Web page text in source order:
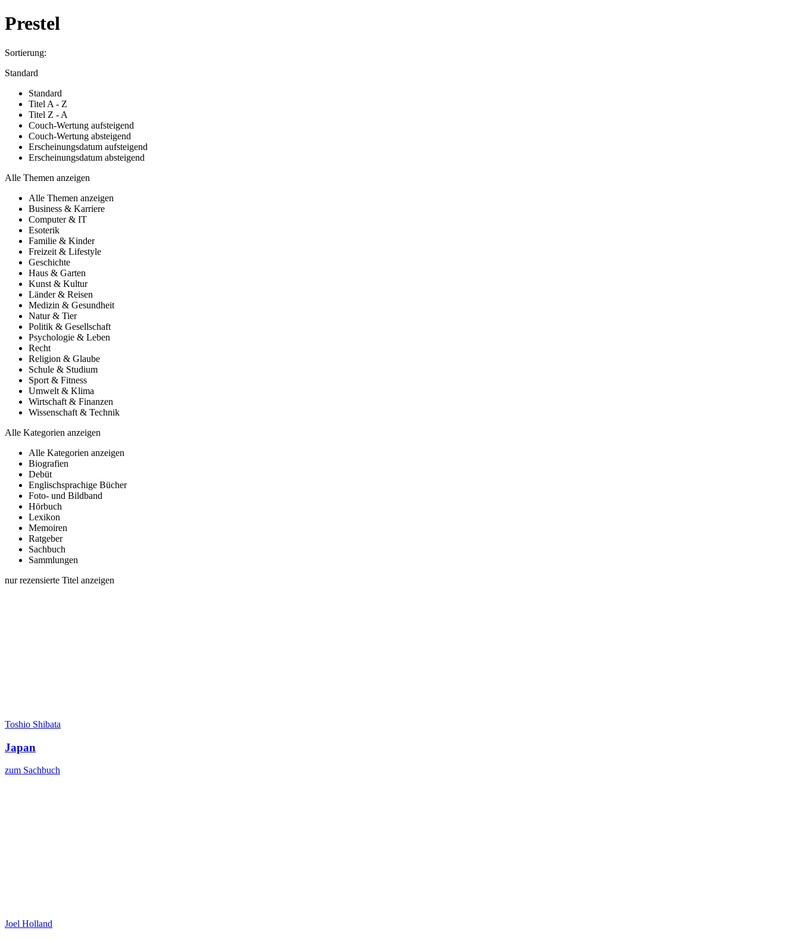
Prestel
Sortierung:
Standard
Standard
Titel A - Z
Titel Z - A
Couch-Wertung aufsteigend
Couch-Wertung absteigend
Erscheinungsdatum aufsteigend
Erscheinungsdatum absteigend
Alle Themen anzeigen
Alle Themen anzeigen
Business & Karriere
Computer & IT
Esoterik
Familie & Kinder
Freizeit & Lifestyle
Geschichte
Haus & Garten
Kunst & Kultur
Länder & Reisen
Medizin & Gesundheit
Natur & Tier
Politik & Gesellschaft
Psychologie & Leben
Recht
Religion & Glaube
Schule & Studium
Sport & Fitness
Umwelt & Klima
Wirtschaft & Finanzen
Wissenschaft & Technik
Alle Kategorien anzeigen
Alle Kategorien anzeigen
Biografien
Debüt
Englischsprachige Bücher
Foto- und Bildband
Hörbuch
Lexikon
Memoiren
Ratgeber
Sachbuch
Sammlungen
nur rezensierte Titel anzeigen
Toshio Shibata
Japan
zum Sachbuch
Joel Holland